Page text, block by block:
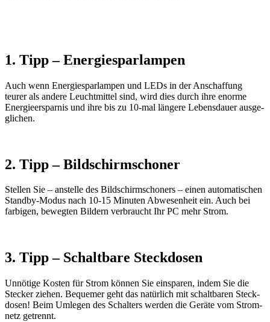
1. Tipp – Ener­gie­spar­lampen
Auch wenn Ener­gie­spar­lampen und LEDs in der Anschaf­fung
teurer als andere Leucht­mittel sind, wird dies durch ihre enorme
Ener­gie­er­sparnis und ihre bis zu 10-mal längere Lebens­dauer ausge­
gli­chen.
2. Tipp – Bild­schirm­schoner
Stellen Sie – anstelle des Bild­schirm­scho­ners – einen auto­ma­ti­schen
Standby-Modus nach 10-15 Minuten Abwe­sen­heit ein. Auch bei
farbigen, bewegten Bildern verbraucht Ihr PC mehr Strom.
3. Tipp – Schalt­bare Steck­dosen
Unnö­tige Kosten für Strom können Sie einsparen, indem Sie die
Stecker ziehen. Bequemer geht das natür­lich mit schalt­baren Steck­
dosen! Beim Umlegen des Schal­ters werden die Geräte vom Strom­
netz getrennt.